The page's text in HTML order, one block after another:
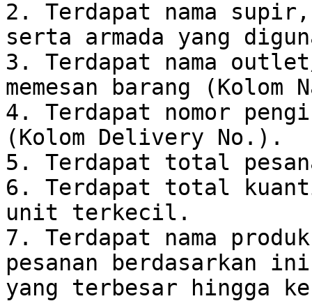
2. Terdapat nama
serta armada yang
3. Terdapat nama
memesan barang (Kolom
4. Terdapat nomor
(Kolom Delivery No.).
5. Terdapat total
6. Terdapat total
unit terkecil.
7. Terdapat nama
pesanan berdasarkan
yang terbesar hingga